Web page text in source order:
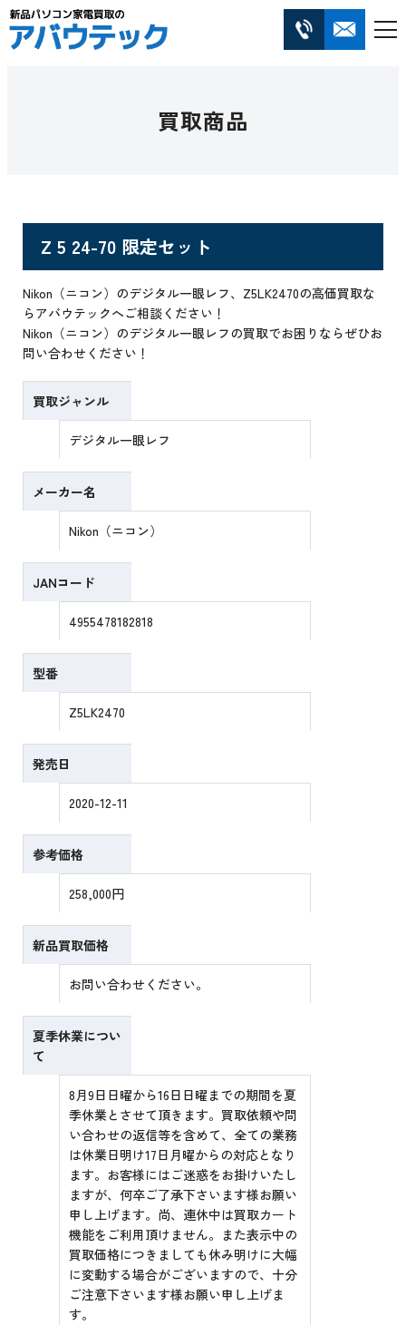
買取商品
Z 5 24-70 限定セット
Nikon（ニコン）のデジタル一眼レフ、Z5LK2470の高価買取な
らアバウテックへご相談ください！
Nikon（ニコン）のデジタル一眼レフの買取でお困りならぜひお
問い合わせください！
買取ジャンル
デジタル一眼レフ
メーカー名
Nikon（ニコン）
JANコード
4955478182818
型番
Z5LK2470
発売日
2020-12-11
参考価格
258,000円
新品買取価格
お問い合わせください。
夏季休業につい
て
8月9日日曜から16日日曜までの期間を夏
季休業とさせて頂きます。買取依頼や問
い合わせの返信等を含めて、全ての業務
は休業日明け17日月曜からの対応となり
ます。お客様にはご迷惑をお掛けいたし
ますが、何卒ご了承下さいます様お願い
申し上げます。尚、連休中は買取カート
機能をご利用頂けません。また表示中の
買取価格につきましても休み明けに大幅
に変動する場合がございますので、十分
ご注意下さいます様お願い申し上げま
す。